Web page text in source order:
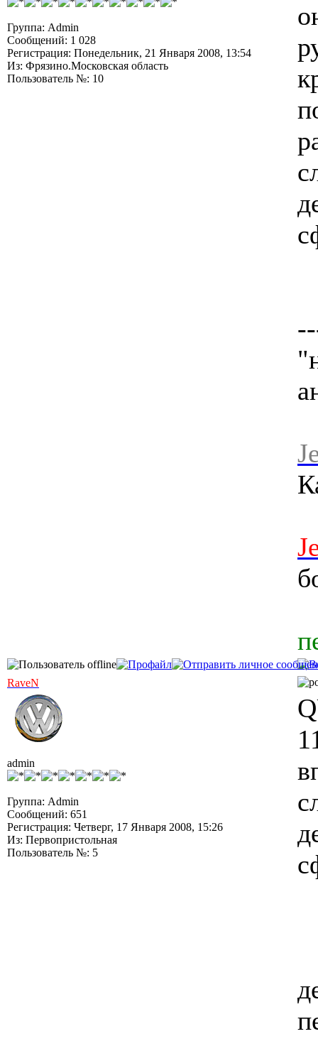
Группа: Admin
Сообщений: 1 028
Регистрация: Понедельник, 21 Января 2008, 13:54
Из: Фрязино.Московская область
Пользователь №: 10
RaveN
admin
Группа: Admin
Сообщений: 651
Регистрация: Четверг, 17 Января 2008, 15:26
Из: Первопристольная
Пользователь №: 5